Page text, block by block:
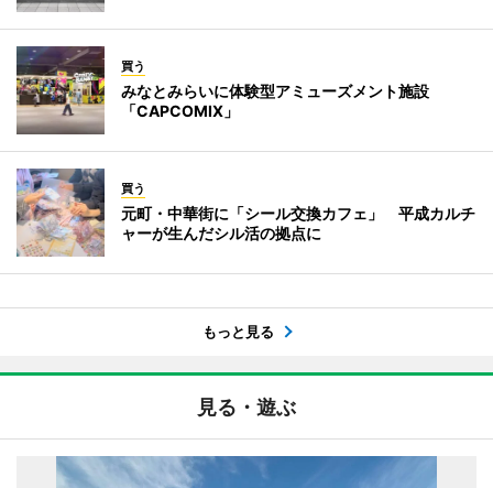
買う
みなとみらいに体験型アミューズメント施設
「CAPCOMIX」
買う
元町・中華街に「シール交換カフェ」 平成カルチ
ャーが生んだシル活の拠点に
もっと見る
見る・遊ぶ